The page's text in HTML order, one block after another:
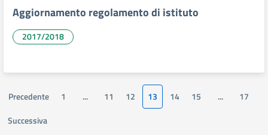
Aggiornamento regolamento di istituto
2017/2018
Precedente 1 ... 11 12 13 14 15 ...
17
Successiva